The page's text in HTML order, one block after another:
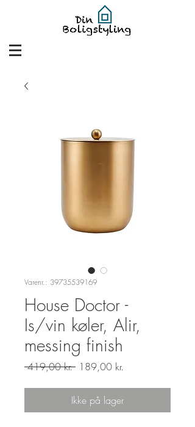
Varenr.: 39735539169
House Doctor -
Is/vin køler, Alir,
messing finish
419,00 kr. Regulær
189,00 kr.
Ikke på lager